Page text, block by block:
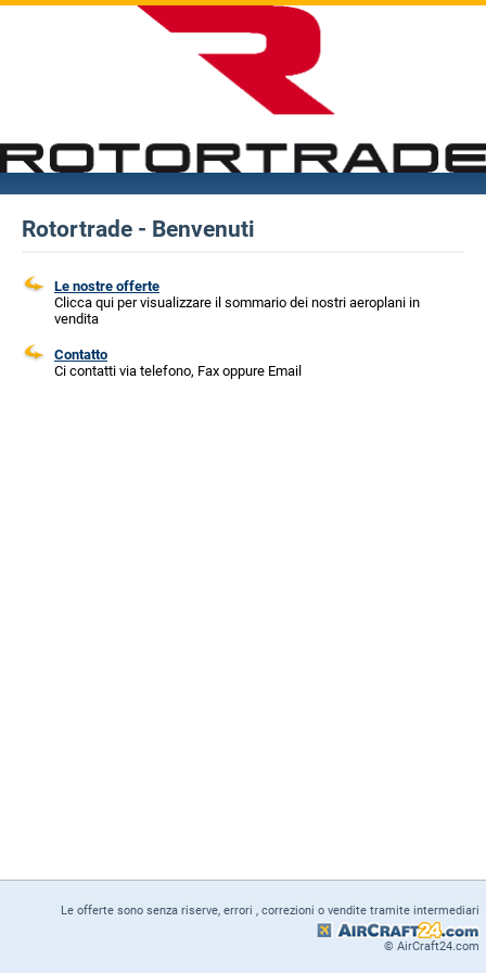
Rotortrade - Benvenuti
Le nostre offerte
Clicca qui per visualizzare il sommario dei nostri aeroplani in
vendita
Contatto
Ci contatti via telefono, Fax oppure Email
Le offerte sono senza riserve, errori , correzioni o vendite tramite intermediari
© AirCraft24.com